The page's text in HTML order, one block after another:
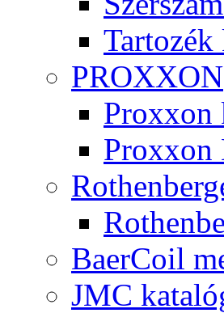
PROXXON
Proxxon
Proxxon
BaerCoil
JMC